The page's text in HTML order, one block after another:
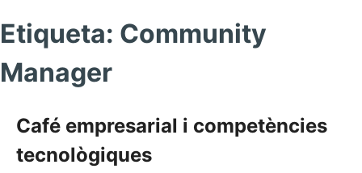
Etiqueta: Community
Manager
Café empresarial i competències
tecnològiques